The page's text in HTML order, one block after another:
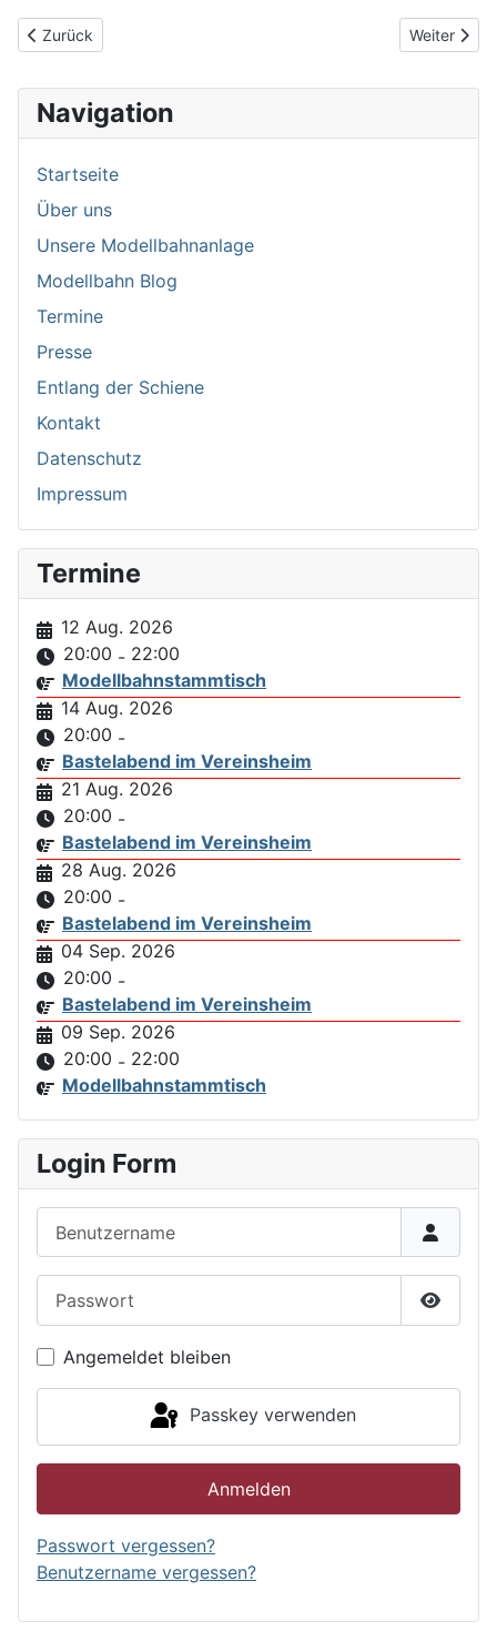
Vorheriger Beitrag: Test1-JDK
Zurück Nächster
Weiter
Navigation
Startseite
Über uns
Unsere Modellbahnanlage
Modellbahn Blog
Termine
Presse
Entlang der Schiene
Kontakt
Datenschutz
Impressum
Termine
12 Aug. 2026
20:00 - 22:00
Modellbahnstammtisch
14 Aug. 2026
20:00 -
Bastelabend im Vereinsheim
21 Aug. 2026
20:00 -
Bastelabend im Vereinsheim
28 Aug. 2026
20:00 -
Bastelabend im Vereinsheim
04 Sep. 2026
20:00 -
Bastelabend im Vereinsheim
09 Sep. 2026
20:00 - 22:00
Modellbahnstammtisch
Login Form
Angemeldet bleiben
Passkey verwenden
Anmelden
Passwort vergessen?
Benutzername vergessen?